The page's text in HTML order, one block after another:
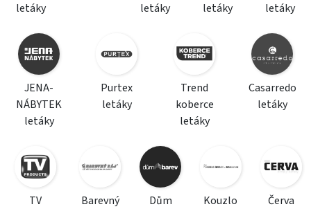
letáky
letáky
letáky
letáky
JENA-
NÁBYTEK
letáky
Purtex
letáky
Trend
koberce
letáky
Casarredo
letáky
TV
Barevný
Dům
Kouzlo
Červa